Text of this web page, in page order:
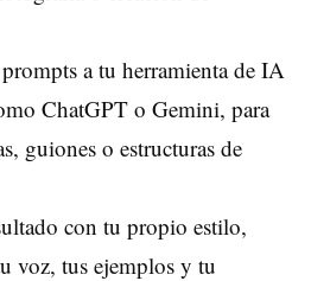
a tu herramienta de IA
ChatGPT o Gemini, para
guiones o estructuras de
con tu propio estilo,
voz, tus ejemplos y tu